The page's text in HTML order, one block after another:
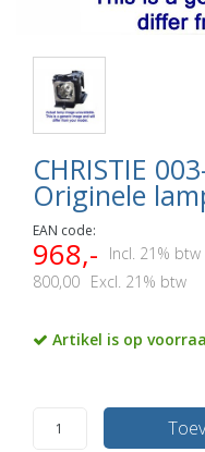
CHRISTIE
Originele
EAN code:
968,-
Incl. 21% btw
800,00 Excl. 21% btw
Artikel is op